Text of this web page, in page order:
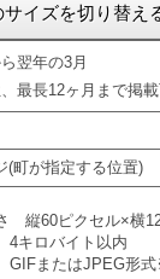
サイズを切り替え
翌年の3月
最長12ヶ月まで掲
(町が指定する位置)
縦60ピクセル×横
キロバイト以内
またはJPEG形